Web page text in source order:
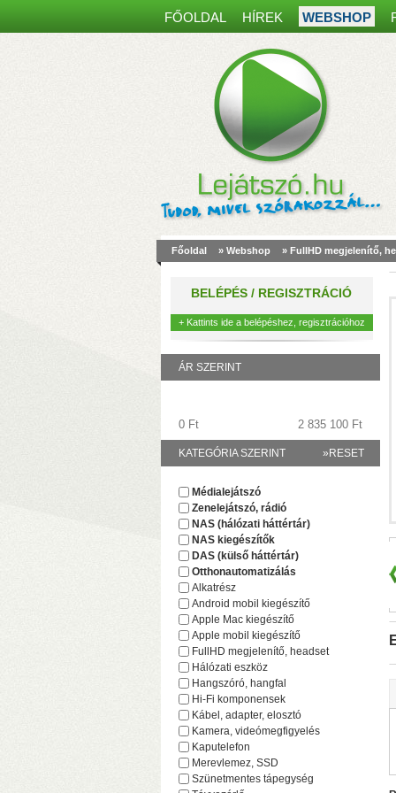
FŐOLDAL HÍREK WEBSHOP
Főoldal » Webshop » FullHD megjelenítő,
BELÉPÉS / REGISZTRÁCIÓ
+ Kattints ide a belépéshez, regisztrációhoz
ÁR SZERINT
0 Ft 2 835 100 Ft
»RESET
KATEGÓRIA SZERINT
Médialejátszó
Zenelejátszó, rádió
NAS (hálózati háttértár)
NAS kiegészítők
DAS (külső háttértár)
Otthonautomatizálás
Alkatrész
Android mobil kiegészítő
Apple Mac kiegészítő
Apple mobil kiegészítő
FullHD megjelenítő, headset
Hálózati eszköz
Hangszóró, hangfal
Hi-Fi komponensek
Kábel, adapter, elosztó
Kamera, videómegfigyelés
Kaputelefon
Merevlemez, SSD
Szünetmentes tápegység